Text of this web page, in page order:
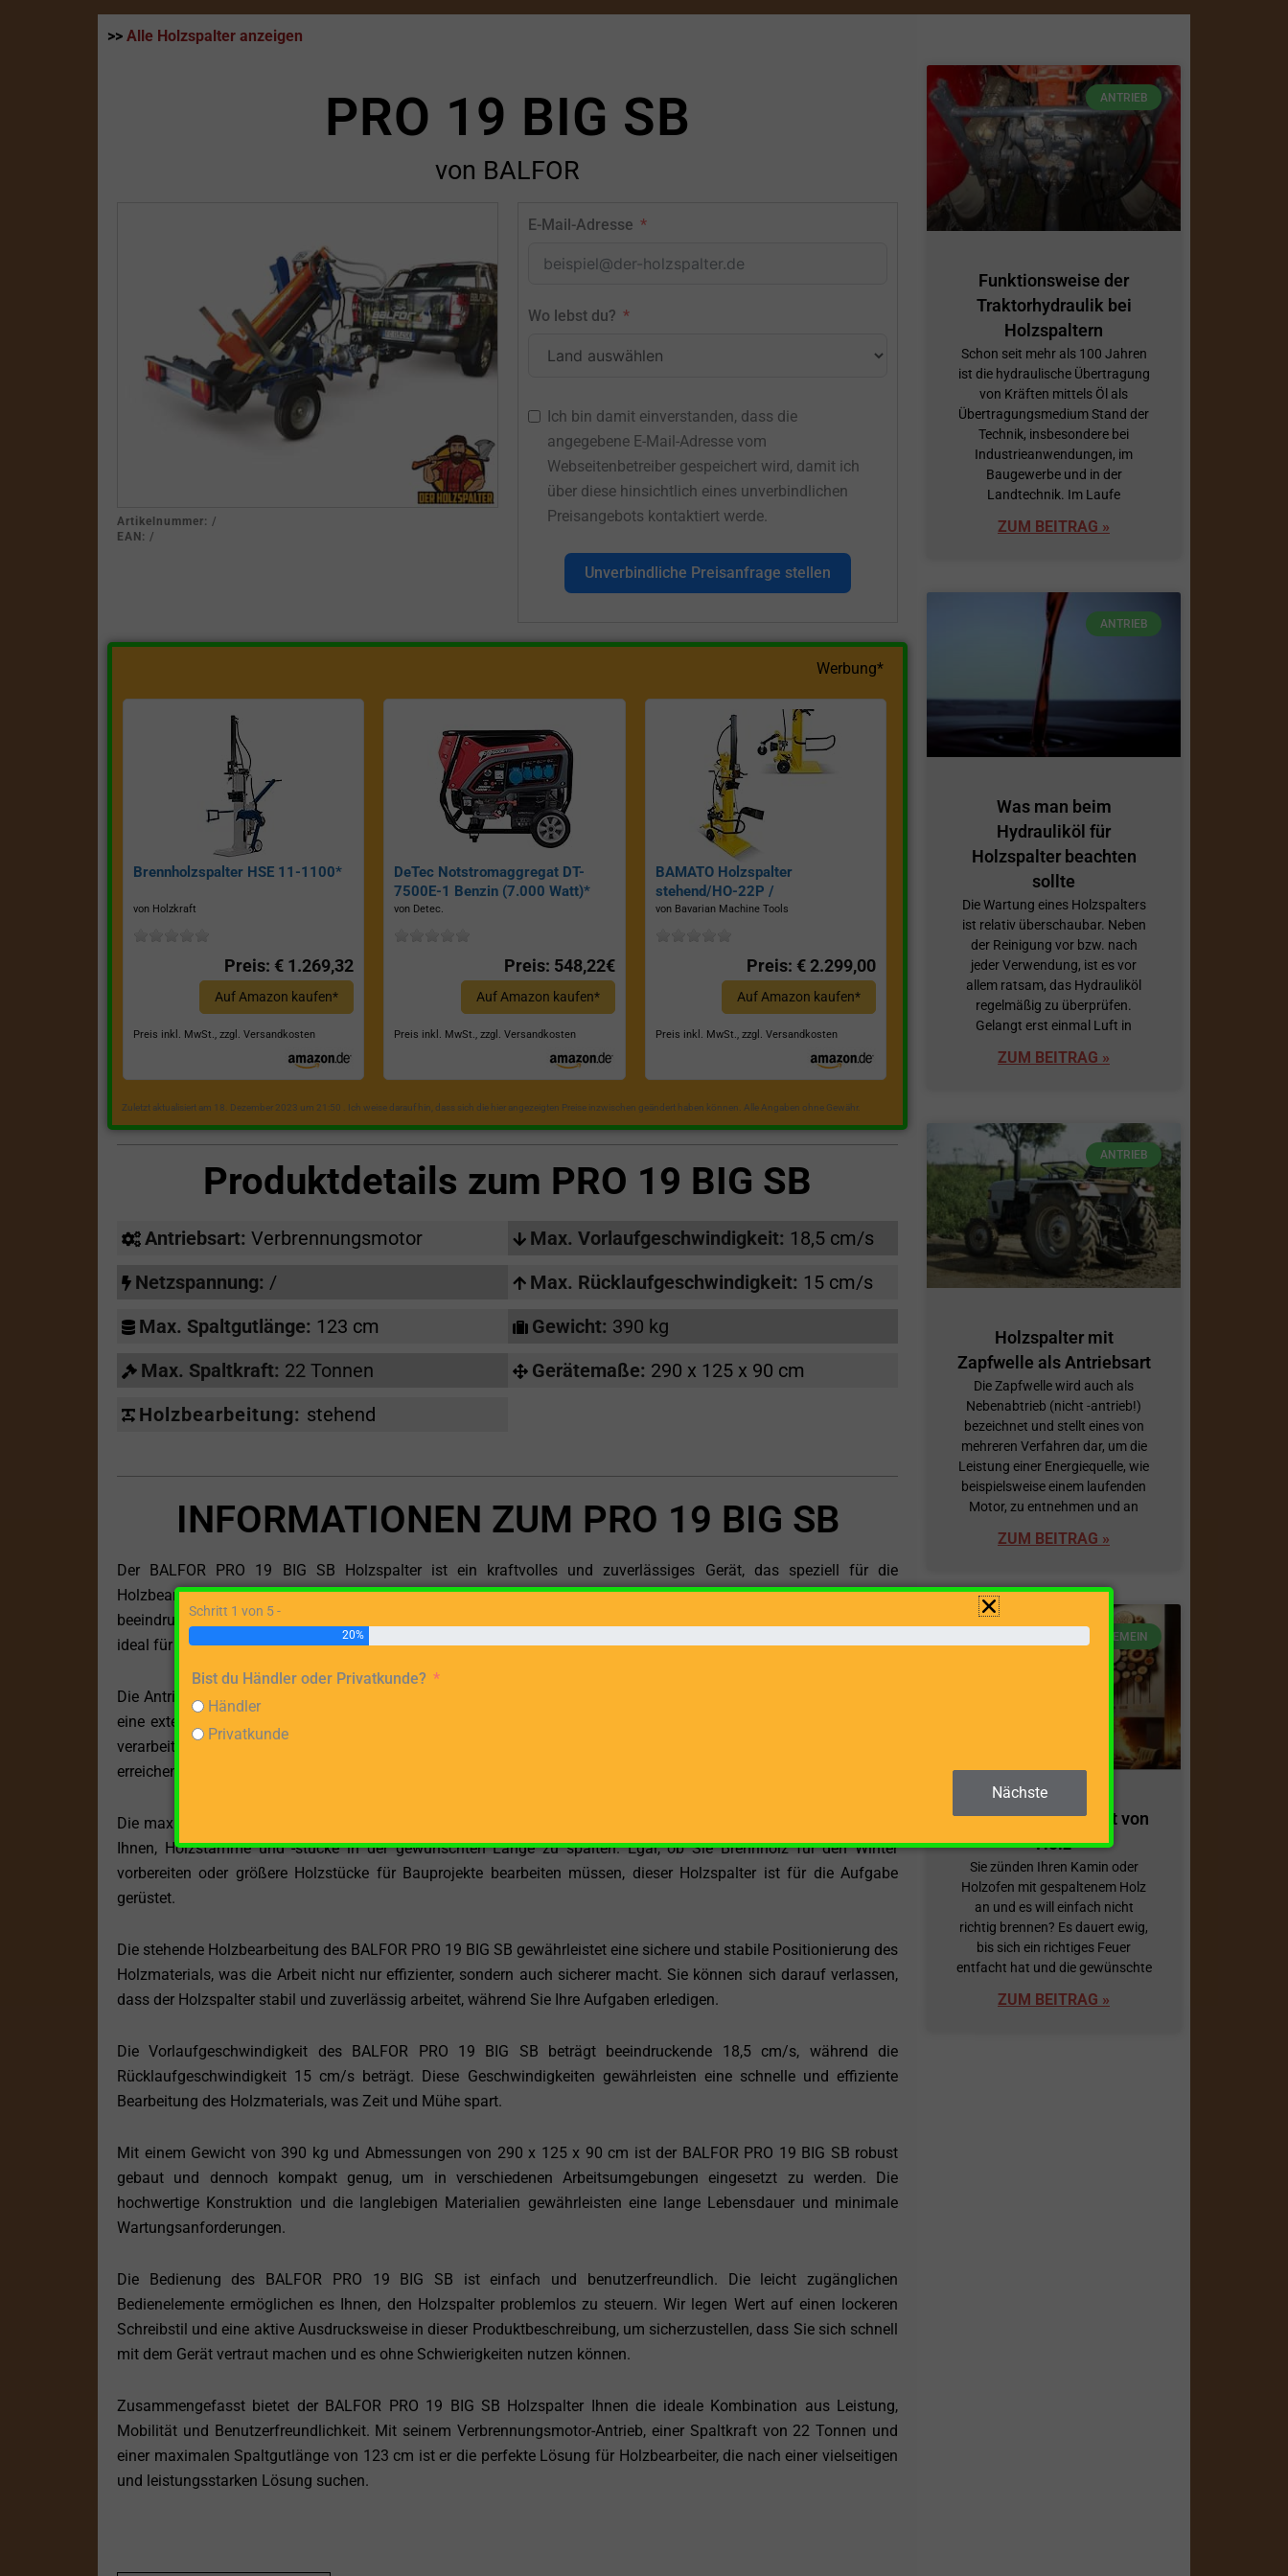
>> Alle Holzspalter anzeigen
PRO 19 BIG SB
von BALFOR
Artikelnummer: /
EAN: /
E-Mail-Adresse
Wo lebst du?
Ich bin damit einverstanden, dass die
angegebene E-Mail-Adresse vom
Webseitenbetreiber gespeichert wird, damit ich
über diese hinsichtlich eines unverbindlichen
Preisangebots kontaktiert werde.
Unverbindliche Preisanfrage stellen
Werbung*
Brennholzspalter HSE 11-1100*
von Holzkraft
Preis: € 1.269,32
Auf Amazon kaufen*
Preis inkl. MwSt., zzgl. Versandkosten
DeTec Notstromaggregat DT-
7500E-1 Benzin (7.000 Watt)*
von Detec.
Preis: 548,22€
Auf Amazon kaufen*
Preis inkl. MwSt., zzgl. Versandkosten
BAMATO Holzspalter
stehend/HO-22P /
Zapfwellenantrieb, Inkl.
von Bavarian Machine Tools
Preis: € 2.299,00
Auf Amazon kaufen*
Preis inkl. MwSt., zzgl. Versandkosten
Zuletzt aktualisiert am 18. Dezember 2023 um 21:50 . Ich weise darauf hin, dass sich die hier angezeigten Preise inzwischen geändert haben können. Alle Angaben ohne Gewähr.
Produktdetails zum PRO 19 BIG SB
Antriebsart: Verbrennungsmotor
Netzspannung: /
Max. Spaltgutlänge: 123 cm
Max. Spaltkraft: 22 Tonnen
Holzbearbeitung: stehend
Max. Vorlaufgeschwindigkeit: 18,5 cm/s
Max. Rücklaufgeschwindigkeit: 15 cm/s
Gewicht: 390 kg
Gerätemaße: 290 x 125 x 90 cm
INFORMATIONEN ZUM PRO 19 BIG SB
Der BALFOR PRO 19 BIG SB Holzspalter ist ein kraftvolles und zuverlässiges Gerät, das speziell für die
Holzbearbeitung im Freien entwickelt wurde. Mit seinem leistungsstarken Verbrennungsmotor-Antrieb, einer
beeindruckenden Spaltkraft von 22 Tonnen und einer maximalen Spaltgutlänge von 123 cm ist dieser Holzspalter
ideal für anspruchsvolle Aufgaben im Wald oder auf Baustellen.
Die Antriebsart des BALFOR PRO 19 BIG SB ist der Verbrennungsmotor, der für maximale Mobilität sorgt. Ohne auf
eine externe Stromquelle angewiesen zu sein, können Sie diesen Holzspalter überall dort einsetzen, wo Sie Holz
verarbeiten müssen. Der kraftvolle Motor liefert die Energie, die benötigt wird, um eine Spaltkraft von 22 Tonnen zu
erreichen, wodurch Sie mühelos selbst das härteste Holz zerteilen können.
Die maximale Spaltgutlänge von 123 cm macht den BALFOR PRO 19 BIG SB äußerst vielseitig und ermöglicht es
Ihnen, Holzstämme und -stücke in der gewünschten Länge zu spalten. Egal, ob Sie Brennholz für den Winter
vorbereiten oder größere Holzstücke für Bauprojekte bearbeiten müssen, dieser Holzspalter ist für die Aufgabe
gerüstet.
Die stehende Holzbearbeitung des BALFOR PRO 19 BIG SB gewährleistet eine sichere und stabile Positionierung des
Holzmaterials, was die Arbeit nicht nur effizienter, sondern auch sicherer macht. Sie können sich darauf verlassen,
dass der Holzspalter stabil und zuverlässig arbeitet, während Sie Ihre Aufgaben erledigen.
Die Vorlaufgeschwindigkeit des BALFOR PRO 19 BIG SB beträgt beeindruckende 18,5 cm/s, während die
Rücklaufgeschwindigkeit 15 cm/s beträgt. Diese Geschwindigkeiten gewährleisten eine schnelle und effiziente
Bearbeitung des Holzmaterials, was Zeit und Mühe spart.
Mit einem Gewicht von 390 kg und Abmessungen von 290 x 125 x 90 cm ist der BALFOR PRO 19 BIG SB robust
gebaut und dennoch kompakt genug, um in verschiedenen Arbeitsumgebungen eingesetzt zu werden. Die
hochwertige Konstruktion und die langlebigen Materialien gewährleisten eine lange Lebensdauer und minimale
Wartungsanforderungen.
Die Bedienung des BALFOR PRO 19 BIG SB ist einfach und benutzerfreundlich. Die leicht zugänglichen
Bedienelemente ermöglichen es Ihnen, den Holzspalter problemlos zu steuern. Wir legen Wert auf einen lockeren
Schreibstil und eine aktive Ausdrucksweise in dieser Produktbeschreibung, um sicherzustellen, dass Sie sich schnell
mit dem Gerät vertraut machen und es ohne Schwierigkeiten nutzen können.
Zusammengefasst bietet der BALFOR PRO 19 BIG SB Holzspalter Ihnen die ideale Kombination aus Leistung,
Mobilität und Benutzerfreundlichkeit. Mit seinem Verbrennungsmotor-Antrieb, einer Spaltkraft von 22 Tonnen und
einer maximalen Spaltgutlänge von 123 cm ist er die perfekte Lösung für Holzbearbeiter, die nach einer vielseitigen
und leistungsstarken Lösung suchen.
ANTRIEB
Funktionsweise der
Traktorhydraulik bei
Holzspaltern
Schon seit mehr als 100 Jahren
ist die hydraulische Übertragung
von Kräften mittels Öl als
Übertragungsmedium Stand der
Technik, insbesondere bei
Industrieanwendungen, im
Baugewerbe und in der
Landtechnik. Im Laufe
ZUM BEITRAG »
ANTRIEB
Was man beim
Hydrauliköl für
Holzspalter beachten
sollte
Die Wartung eines Holzspalters
ist relativ überschaubar. Neben
der Reinigung vor bzw. nach
jeder Verwendung, ist es vor
allem ratsam, das Hydrauliköl
regelmäßig zu überprüfen.
Gelangt erst einmal Luft in
ZUM BEITRAG »
ANTRIEB
Holzspalter mit
Zapfwelle als Antriebsart
Die Zapfwelle wird auch als
Nebenabtrieb (nicht -antrieb!)
bezeichnet und stellt eines von
mehreren Verfahren dar, um die
Leistung einer Energiequelle, wie
beispielsweise einem laufenden
Motor, zu entnehmen und an
ZUM BEITRAG »
ALLGEMEIN
Alles zum Brennwert von
Holz
Sie zünden Ihren Kamin oder
Holzofen mit gespaltenem Holz
an und es will einfach nicht
richtig brennen? Es dauert ewig,
bis sich ein richtiges Feuer
entfacht hat und die gewünschte
ZUM BEITRAG »
Schritt 1 von 5 -
20%
Bist du Händler oder Privatkunde?
Händler
Privatkunde
Nächste